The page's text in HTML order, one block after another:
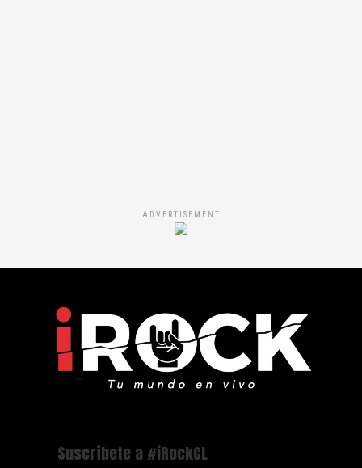
ADVERTISEMENT
Suscríbete a #iRockCL